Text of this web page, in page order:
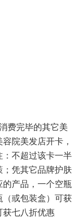
费完毕的其它美
院美发店开卡，
不超过该卡一半
；凭其它品牌护肤
产品，一个空瓶
（或包装盒）可获
获七八折优惠